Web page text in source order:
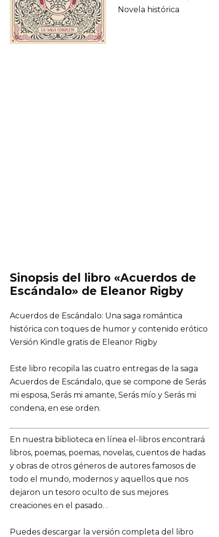
Novela histórica
Sinopsis del libro «Acuerdos de
Escándalo» de Eleanor Rigby
Acuerdos de Escándalo: Una saga romántica
histórica con toques de humor y contenido erótico
Versión Kindle gratis de Eleanor Rigby
Este libro recopila las cuatro entregas de la saga
Acuerdos de Escándalo, que se compone de Serás
mi esposa, Serás mi amante, Serás mío y Serás mi
condena, en ese orden.
En nuestra biblioteca en línea el-libros encontrará
libros, poemas, poemas, novelas, cuentos de hadas
y obras de otros géneros de autores famosos de
todo el mundo, modernos y aquellos que nos
dejaron un tesoro oculto de sus mejores
creaciones en el pasado. .
Puedes descargar la versión completa del libro